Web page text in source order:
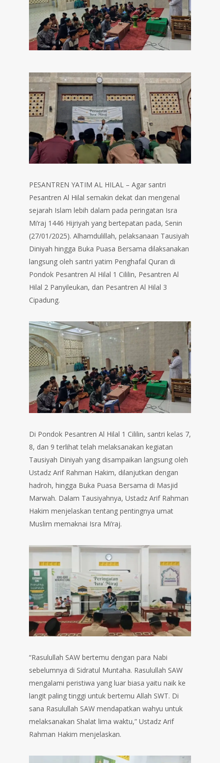
PESANTREN YATIM AL HILAL – Agar santri
Pesantren Al Hilal semakin dekat dan mengenal
sejarah Islam lebih dalam pada peringatan Isra
Mi’raj 1446 Hijriyah yang bertepatan pada, Senin
(27/01/2025). Alhamdulillah, pelaksanaan Tausiyah
Diniyah hingga Buka Puasa Bersama dilaksanakan
langsung oleh santri yatim Penghafal Quran di
Pondok Pesantren Al Hilal 1 Cililin, Pesantren Al
Hilal 2 Panyileukan, dan Pesantren Al Hilal 3
Cipadung.
Di Pondok Pesantren Al Hilal 1 Cililin, santri kelas 7,
8, dan 9 terlihat telah melaksanakan kegiatan
Tausiyah Diniyah yang disampaikan langsung oleh
Ustadz Arif Rahman Hakim, dilanjutkan dengan
hadroh, hingga Buka Puasa Bersama di Masjid
Marwah. Dalam Tausiyahnya, Ustadz Arif Rahman
Hakim menjelaskan tentang pentingnya umat
Muslim memaknai Isra Mi’raj.
“Rasulullah SAW bertemu dengan para Nabi
sebelumnya di Sidratul Muntaha. Rasulullah SAW
mengalami peristiwa yang luar biasa yaitu naik ke
langit paling tinggi untuk bertemu Allah SWT. Di
sana Rasulullah SAW mendapatkan wahyu untuk
melaksanakan Shalat lima waktu,” Ustadz Arif
Rahman Hakim menjelaskan.